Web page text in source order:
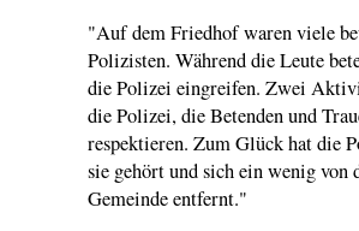
"Auf dem Friedhof waren viele
Polizisten. Während die Leute
die Polizei eingreifen. Zwei
die Polizei, die Betenden und
respektieren. Zum Glück hat die
sie gehört und sich ein wenig von
Gemeinde entfernt."